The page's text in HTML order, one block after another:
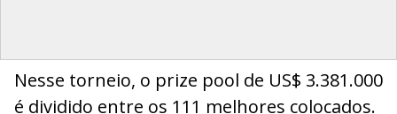
Nesse torneio, o prize pool de US$ 3.381.000
é dividido entre os 111 melhores colocados.